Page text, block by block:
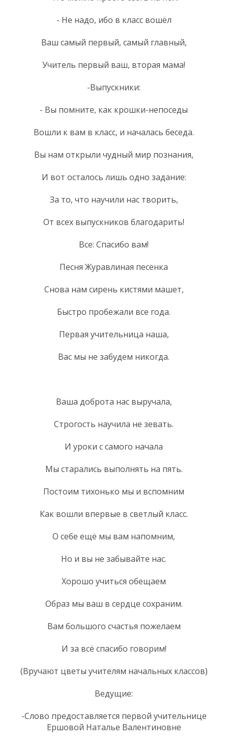
- Не надо, ибо в класс вошёл
Ваш самый первый, самый главный,
Учитель первый ваш, вторая мама!
-Выпускники:
- Вы помните, как крошки-непоседы
Вошли к вам в класс, и началась беседа.
Вы нам открыли чудный мир познания,
И вот осталось лишь одно задание:
За то, что научили нас творить,
От всех выпускников благодарить!
Все: Спасибо вам!
Песня Журавлиная песенка
Снова нам сирень кистями машет,
Быстро пробежали все года.
Первая учительница наша,
Вас мы не забудем никогда.
Ваша доброта нас выручала,
Строгость научила не зевать.
И уроки с самого начала
Мы старались выполнять на пять.
Постоим тихонько мы и вспомним
Как вошли впервые в светлый класс.
О себе ещё мы вам напомним,
Но и вы не забывайте нас.
Хорошо учиться обещаем
Образ мы ваш в сердце сохраним.
Вам большого счастья пожелаем
И за всё спасибо говорим!
(Вручают цветы учителям начальных классов)
Ведущие:
-Слово предоставляется первой учительнице
Ершовой Наталье Валентиновне